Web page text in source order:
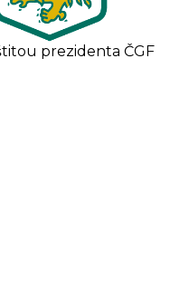
prezidenta ČGF